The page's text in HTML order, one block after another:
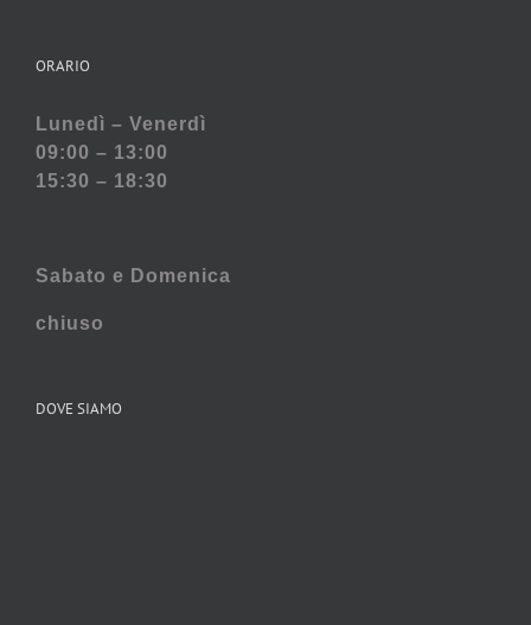
ORARIO
Lunedì – Venerdì
09:00 – 13:00
15:30 – 18:30
Sabato e Domenica
chiuso
DOVE SIAMO